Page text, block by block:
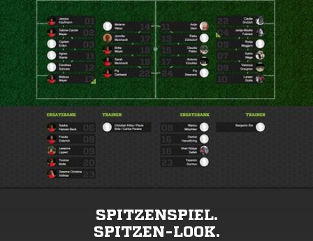
SPITZENSPIEL.
SPITZEN-LOOK.